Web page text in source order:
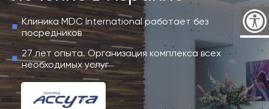
Клиника MDC International работает без
посредников
27 лет опыта. Организация комплекса всех
необходимых услуг